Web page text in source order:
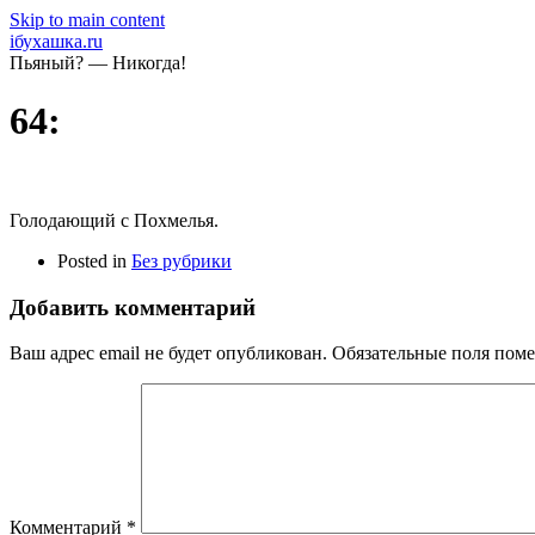
Skip to main content
iбухашка.ru
Пьяный? — Никогда!
64:
Голодающий с Похмелья.
Posted in Без рубрики
Добавить комментарий
Ваш адрес email не будет опубликован. Обязательные поля
Комментарий *